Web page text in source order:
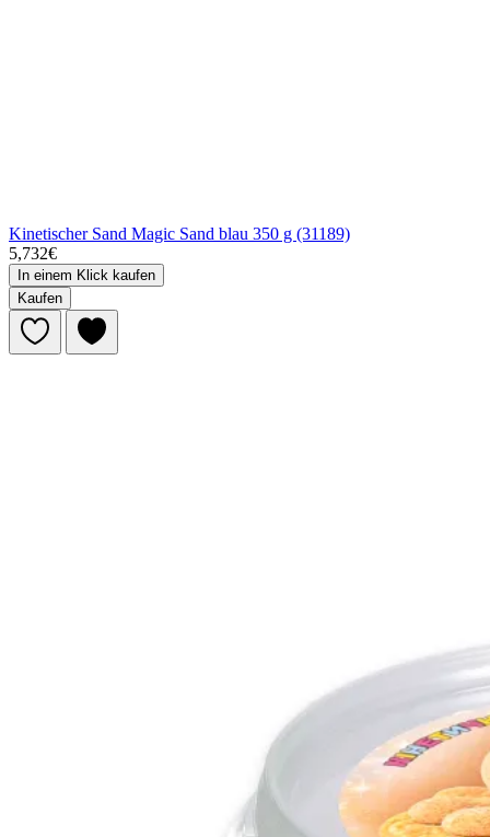
Kinetischer Sand Magic Sand blau 350 g (31189)
5,732€
In einem Klick kaufen
Kaufen